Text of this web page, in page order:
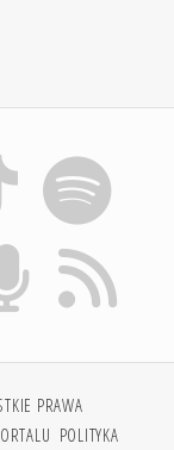
PRAWA
POLITYKA